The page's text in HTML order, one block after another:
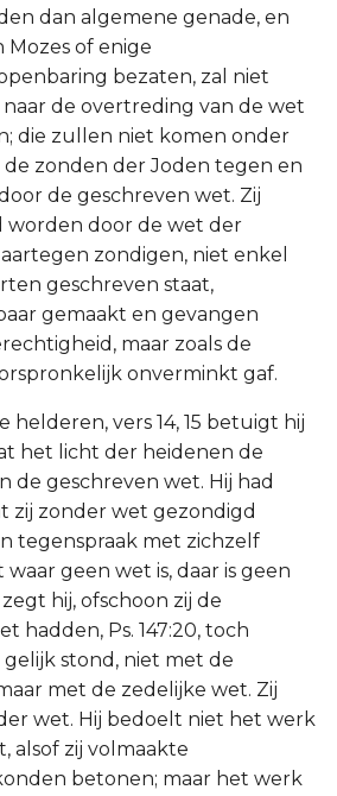
dan algemene genade, en
Mozes of enige
bezaten, zal niet
de overtreding van de wet
die zullen niet komen onder
zonden der Joden tegen en
de geschreven wet. Zij
door de wet der
zondigen, niet enkel
geschreven staat,
gemaakt en gevangen
maar zoals de
onverminkt gaf.
helderen, vers 14, 15 betuigt hij
het licht der heidenen de
de geschreven wet. Hij had
zij zonder wet gezondigd
tegenspraak met zichzelf
geen wet is, daar is geen
hij, ofschoon zij de
hadden, Ps. 147:20, toch
gelijk stond, niet met de
met de zedelijke wet. Zij
wet. Hij bedoelt niet het werk
alsof zij volmaakte
betonen; maar het werk